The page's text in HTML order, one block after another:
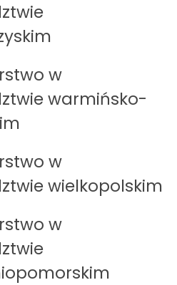
w
warmińsko-
w
wielkopolskim
w